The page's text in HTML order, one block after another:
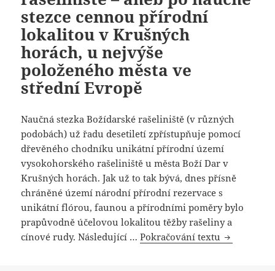
stezce cennou přírodní
lokalitou v Krušných
horách, u nejvýše
položeného města ve
střední Evropě
Naučná stezka Božídarské rašeliniště (v různých
podobách) už řadu desetiletí zpřístupňuje pomocí
dřevěného chodníku unikátní přírodní území
vysokohorského rašeliniště u města Boží Dar v
Krušných horách. Jak už to tak bývá, dnes přísně
chráněné území národní přírodní rezervace s
unikátní flórou, faunou a přírodními poměry bylo
prapůvodně účelovou lokalitou těžby rašeliny a
cínové rudy. Následující …Pokračování textu Naučná